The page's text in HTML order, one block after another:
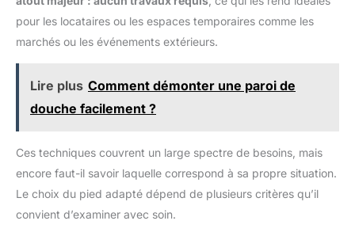
B01MYCDOAR) / Pied pour
B01N9VKVTB) / Poteaux
(428-005, ASIN B01N9WUNP0)
/ Mât pour voile d'ombrage
française spécialisée dans
extérieur et les activités de
plein air. Nous proposons des
produits innovants, design et de
pour les locataires ou les espaces temporaires comme les
marchés ou les événements extérieurs.
Lire plus Comment démonter une paroi de
douche facilement ?
Ces techniques couvrent un large spectre de besoins, mais
encore faut-il savoir laquelle correspond à sa propre situation.
Le choix du pied adapté dépend de plusieurs critères qu’il
convient d’examiner avec soin.